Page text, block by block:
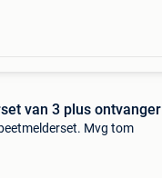
van 3 plus ontvanger
Mvg tom